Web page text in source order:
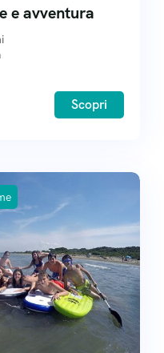
e avventura
Scopri